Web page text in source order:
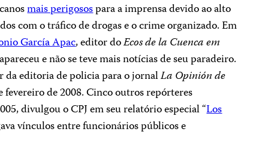
mais perigosospara a imprensa devido ao alto
com o tráfico de drogas e o crime organizado. Em
García Apac, editor doEcos de la Cuenca em
e não se teve mais notícias de seu paradeiro.
da editoria de policia para o jornalLa Opinión de
fevereiro de 2008. Cinco outros repórteres
divulgou o CPJ em seu relatório especial “Los
vínculos entre funcionários públicos e